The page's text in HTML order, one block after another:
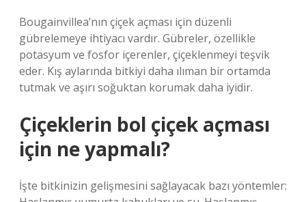
Bougainvillea’nın çiçek açması için düzenli
gübrelemeye ihtiyacı vardır. Gübreler, özellikle
potasyum ve fosfor içerenler, çiçeklenmeyi teşvik
eder. Kış aylarında bitkiyi daha ılıman bir ortamda
tutmak ve aşırı soğuktan korumak daha iyidir.
Çiçeklerin bol çiçek açması
için ne yapmalı?
İşte bitkinizin gelişmesini sağlayacak bazı yöntemler: